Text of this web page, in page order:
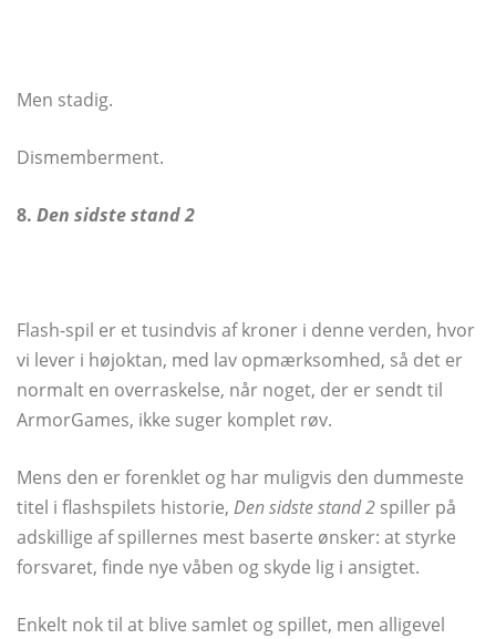
Men stadig.
Dismemberment.
8. Den sidste stand 2
Flash-spil er et tusindvis af kroner i denne verden, hvor
vi lever i højoktan, med lav opmærksomhed, så det er
normalt en overraskelse, når noget, der er sendt til
ArmorGames, ikke suger komplet røv.
Mens den er forenklet og har muligvis den dummeste
titel i flashspilets historie, Den sidste stand 2 spiller på
adskillige af spillernes mest baserte ønsker: at styrke
forsvaret, finde nye våben og skyde lig i ansigtet.
Enkelt nok til at blive samlet og spillet, men alligevel